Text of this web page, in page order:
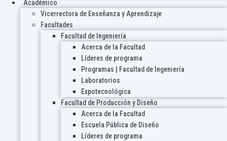
Académico
Vicerrectora de Enseñanza y Aprendizaje
Facultades
Facultad de Ingeniería
Acerca de la Facultad
Líderes de programa
Programas | Facultad de Ingeniería
Laboratorios
Expotecnológica
Facultad de Producción y Diseño
Acerca de la Facultad
Escuela Pública de Diseño
Líderes de programa